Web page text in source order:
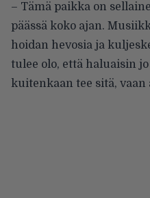
– Tämä paikka on
päässä koko ajan.
hoidan hevosia ja
tulee olo, että haluaisin
kuitenkaan tee sitä,